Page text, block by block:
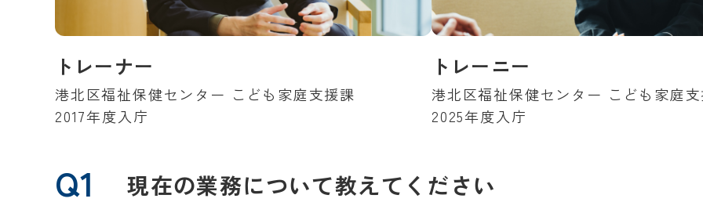
トレーナー
港北区福祉保健センター こども家庭支援課
2017年度入庁
トレーニー
港北区福祉保健センター こども家庭
2025年度入庁
Q1 現在の業務について教えてください